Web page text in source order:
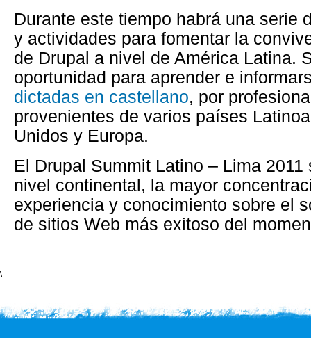
Durante este tiempo habrá una serie
y actividades para fomentar la
de Drupal a nivel de América Latina.
oportunidad para aprender e
dictadas en castellano, por
provenientes de varios países
Unidos y Europa.
El Drupal Summit Latino – Lima
nivel continental, la mayor
experiencia y conocimiento sobre el
de sitios Web más exitoso del
\